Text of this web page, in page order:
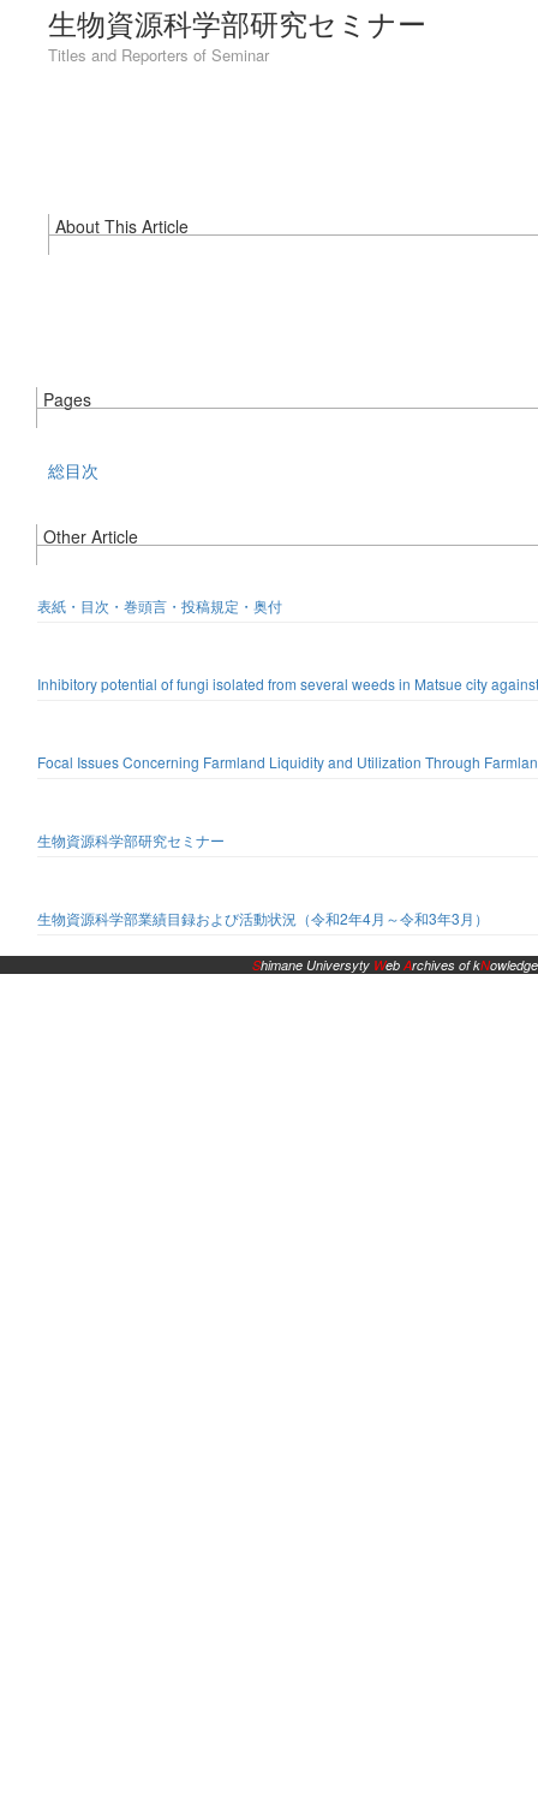
生物資源科学部研究セミナー
Titles and Reporters of Seminar
About This Article
Pages
総目次
Other Article
表紙・目次・巻頭言・投稿規定・奥付
Inhibitory potential of fungi isolated from several weeds in Matsue city
Focal Issues Concerning Farmland Liquidity and Utilization Through
生物資源科学部研究セミナー
生物資源科学部業績目録および活動状況（令和2年4月～令和3年3月）
Shimane Universyty WebArchives of kNowledge